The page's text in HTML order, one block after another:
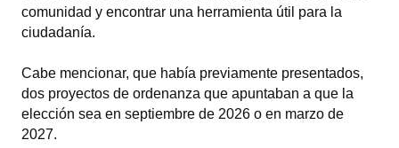
Actas de Sesión
Ejecución Presupuestaria
Actas de Audiencias Públicas
comunidad y encontrar una herramienta útil para la
ciudadanía.
Cabe mencionar, que había previamente presentados,
dos proyectos de ordenanza que apuntaban a que la
elección sea en septiembre de 2026 o en marzo de
2027.